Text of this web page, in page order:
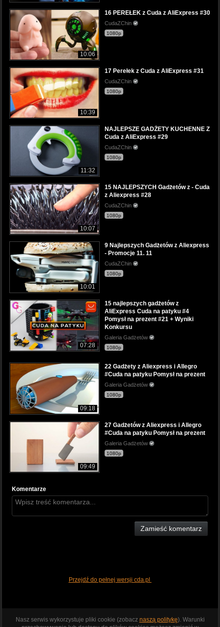
10:06
16 PEREŁEK z Cuda z AliExpress #30
CudaZChin
1080p
10:39
17 Perełek z Cuda z AliExpress #31
CudaZChin
1080p
11:32
NAJLEPSZE GADŻETY KUCHENNE Z
Cuda z AliExpress #29
CudaZChin
1080p
10:07
15 NAJLEPSZYCH Gadżetów z - Cuda
z Aliexpress #28
CudaZChin
1080p
10:01
9 Najlepszych Gadżetów z Aliexpress
- Promocje 11. 11
CudaZChin
1080p
07:28
15 najlepszych gadżetów z
AliExpress Cuda na patyku #4
Pomysł na prezent #21 + Wyniki
Konkursu
Galeria Gadżetów
1080p
09:18
22 Gadżety z Aliexpress i Allegro
#Cuda na patyku Pomysł na prezent
Galeria Gadżetów
1080p
09:49
27 Gadżetów z Aliexpress i Allegro
#Cuda na patyku Pomysł na prezent
Galeria Gadżetów
1080p
Komentarze
Zamieść komentarz
Przejdź do pełnej wersji cda.pl
Nasz serwis wykorzystuje pliki cookie (zobacz naszą politykę). Warunki